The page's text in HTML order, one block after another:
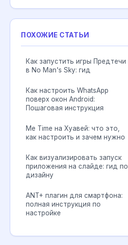
ПОХОЖИЕ СТАТЬИ
Как запустить игры Предтечи
в No Man's Sky: гид
Как настроить WhatsApp
поверх окон Android:
Пошаговая инструкция
Me Time на Хуавей: что это,
как настроить и зачем нужно
Как визуализировать запуск
приложения на слайде: гид по
дизайну
ANT+ плагин для смартфона:
полная инструкция по
настройке